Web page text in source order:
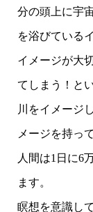
分の頭上に宇
を浴びている
イメージが大
てしまう！と
川をイメージ
メージを持っ
人間は1日に6
ます。
瞑想を意識し